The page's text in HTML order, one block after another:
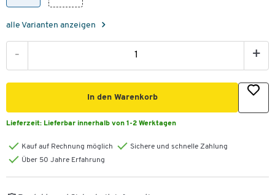
alle Varianten anzeigen
- +
In den Warenkorb
Lieferzeit: Lieferbar innerhalb von 1-2 Werktagen
Kauf auf Rechnung möglich
Sichere und schnelle Zahlung
Über 50 Jahre Erfahrung